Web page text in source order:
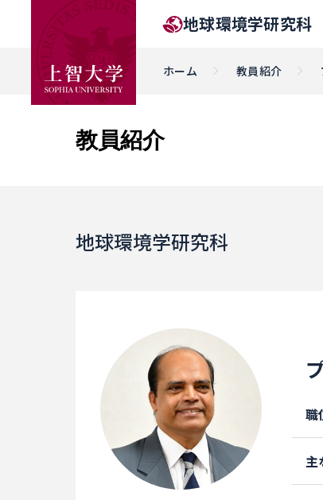
地球環境学研究科
ホーム 教員紹介
教員紹介
地球環境学研究科
職
主